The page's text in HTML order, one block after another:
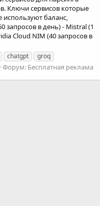
Ключи сервисов которые
баланс,
запросов в день) - Mistral (1
Cloud NIM (40 запросов в
chatgpt
groq
Форум: Бесплатная реклама